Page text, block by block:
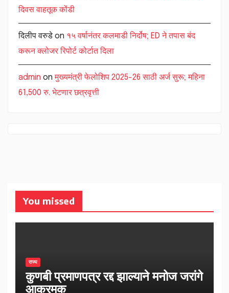
दिवस वाहतूक कोंडी
दिलीप वरुडे on १५ वर्षानंतर कलमाडी निर्दोष; ED ने तपास बंद
करून क्लोजर रिपोर्ट कोर्टात दिला
admin onमुख्यमंत्री फेलोशिप 2025-26 साठी अर्ज सुरू; महिना
61,500 रु. भेटणार छत्रवृत्ती
You missed
राज्य
कुणबी प्रमाणपत्र रद्द झाल्याने मनोज जरांगे
आक्रमक